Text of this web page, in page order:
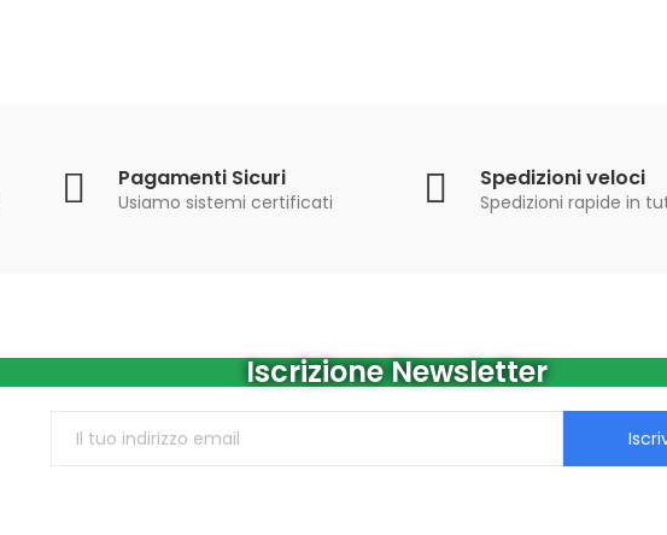
Pagamenti Sicuri
Usiamo sistemi certificati
Spedizioni veloci
Spedizioni rapide in
Iscrizione Newsletter